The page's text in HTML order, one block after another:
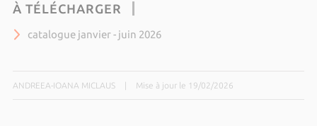
À TÉLÉCHARGER
catalogue janvier - juin 2026
ANDREEA-IOANA MICLAUS Mise à jour le 19/02/2026